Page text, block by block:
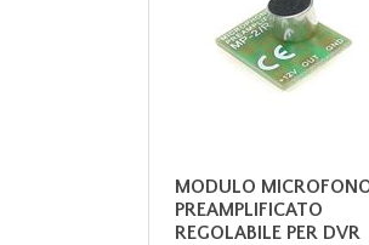
MODULO
PREAMPLIFICATO
REGOLABILE PER DVR